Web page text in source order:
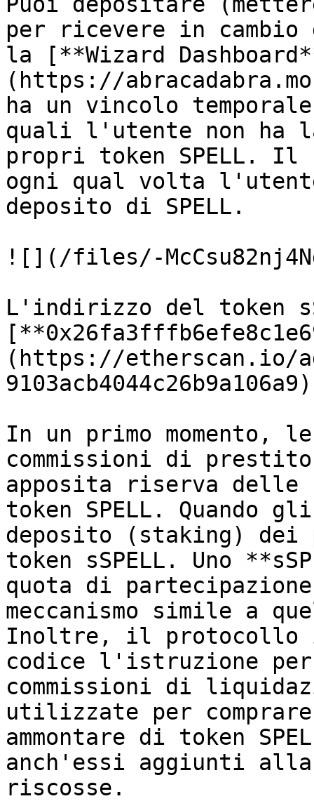
per ricevere in cambio
la [**Wizard
(https://
ha un vincolo
quali l'utente non
propri token SPELL.
ogni qual volta
deposito di SPELL.
![](/files/-
L'indirizzo del token
(https://etherscan.io/
In un primo momento,
commissioni di
apposita riserva delle
token SPELL. Quando
deposito (staking) dei
token sSPELL. Uno
quota di
meccanismo simile a
Inoltre, il protocollo
codice l'istruzione
commissioni di
utilizzate per
ammontare di token
anch'essi aggiunti
riscosse.